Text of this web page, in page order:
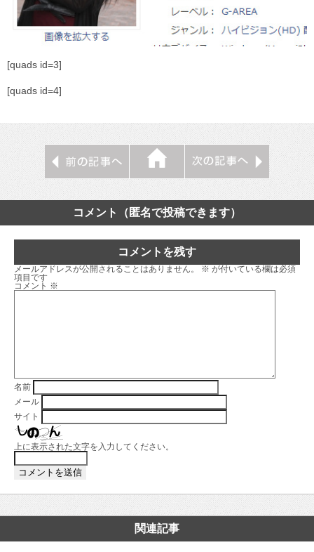
[quads id=3]
[quads id=4]
コメント（匿名で投稿できます）
コメントを残す
メールアドレスが公開されることはありません。 ※ が付いている欄は必須
項目です
コメント ※
名前
メール
サイト
上に表示された文字を入力してください。
関連記事